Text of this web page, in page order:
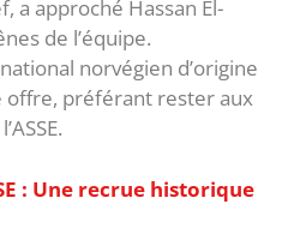
a approché Hassan El-
de l’équipe.
norvégien d’origine
offre, préférant rester aux
: Une recrue historique